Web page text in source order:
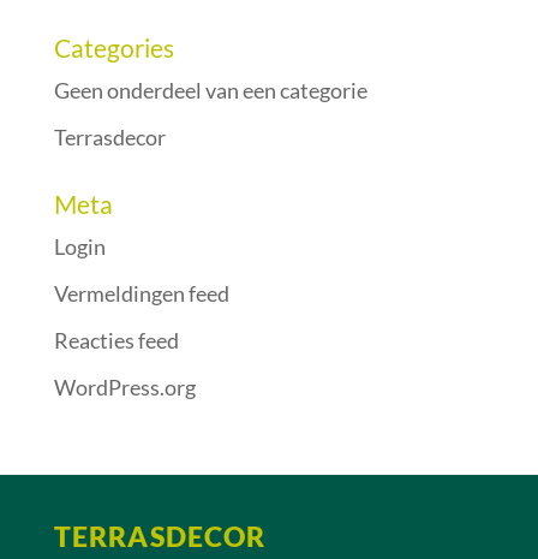
Categories
Geen onderdeel van een categorie
Terrasdecor
Meta
Login
Vermeldingen feed
Reacties feed
WordPress.org
TERRASDECOR